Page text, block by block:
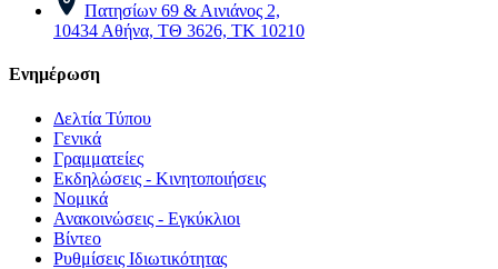
Πατησίων 69 & Αινιάνος 2,
10434 Αθήνα, ΤΘ 3626, ΤΚ 10210
Ενημέρωση
Δελτία Τύπου
Γενικά
Γραμματείες
Εκδηλώσεις - Κινητοποιήσεις
Νομικά
Ανακοινώσεις - Εγκύκλιοι
Βίντεο
Ρυθμίσεις Ιδιωτικότητας